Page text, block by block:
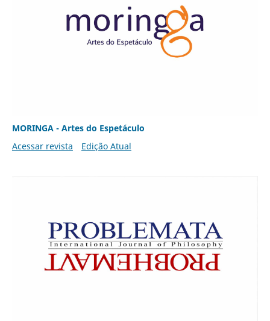
MORINGA - Artes do Espetáculo
Acessar revista
Edição Atual